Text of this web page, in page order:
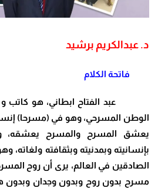
د. عبدالكريم برشيد
فاتحة الكلام
عبد الفتاح ابطاني، هو كاتب
الوطن المسرحي، وهو في (مسرحا) إنسان
يعشق المسرح والمسرح يعشقه،
بإنسانيته وبمدنيته وبثقافته
الصادقين في العالم، يرى أن روح
مسرح بدون روح وبدون وجدان